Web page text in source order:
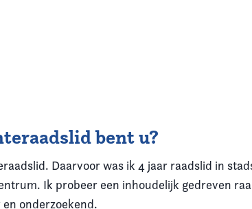
bent u?
Daarvoor was ik 4 jaar raadslid in
Ik probeer een inhoudelijk gedreven
onderzoekend.